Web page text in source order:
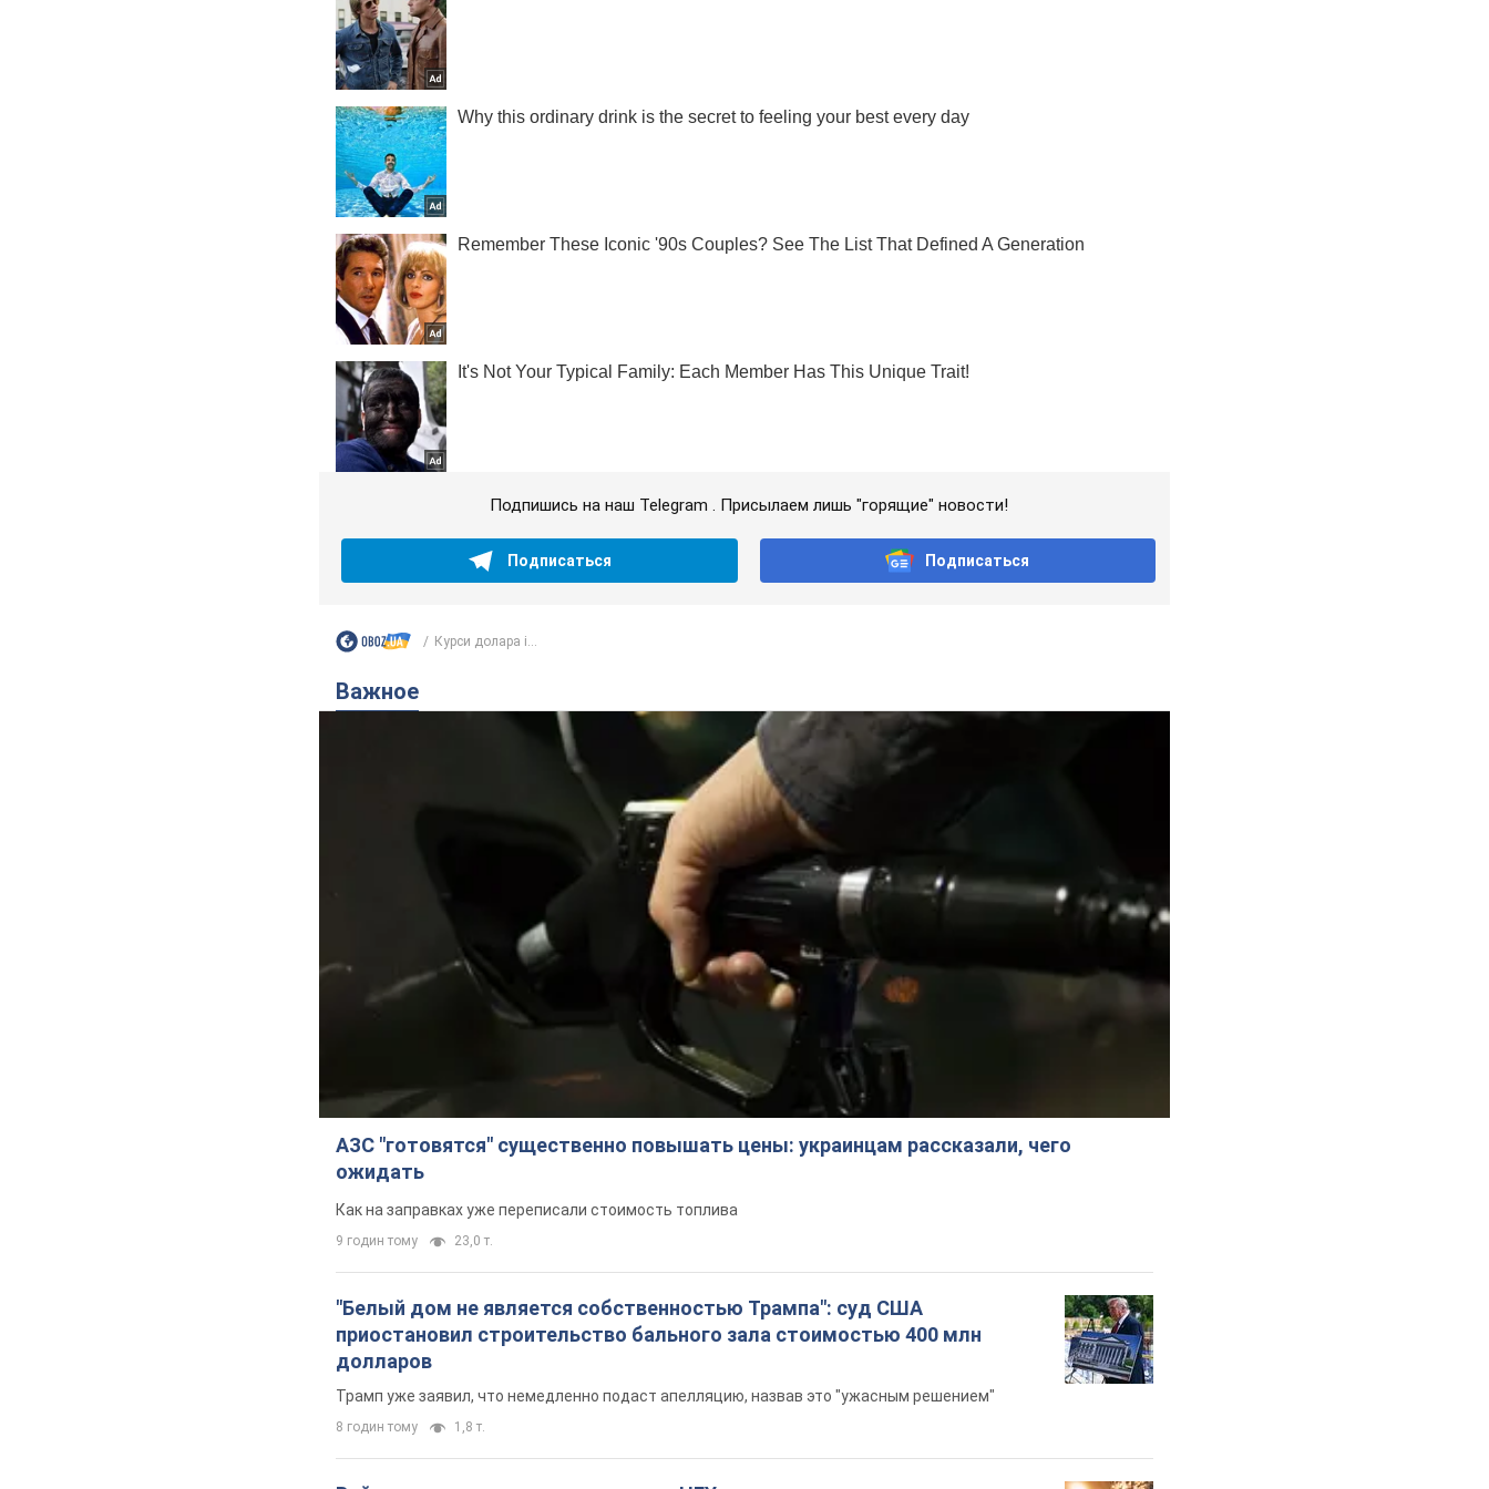
Подпишись на наш Telegram . Присылаем лишь "горящие" новости!
Подписаться Подписаться
Курси долара і...
Важное
АЗС "готовятся" существенно повышать цены: украинцам рассказали, чего
ожидать
Как на заправках уже переписали стоимость топлива
9 годин тому 23,0 т.
"Белый дом не является собственностью Трампа": суд США
приостановил строительство бального зала стоимостью 400 млн
долларов
Трамп уже заявил, что немедленно подаст апелляцию, назвав это "ужасным решением"
8 годин тому 1,8 т.